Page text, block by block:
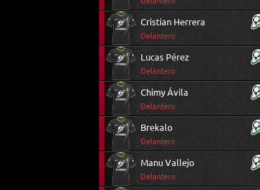
Cristian Herrera
Delantero
Lucas Pérez
Delantero
Chimy Ávila
Delantero
Brekalo
Delantero
Manu Vallejo
Delantero